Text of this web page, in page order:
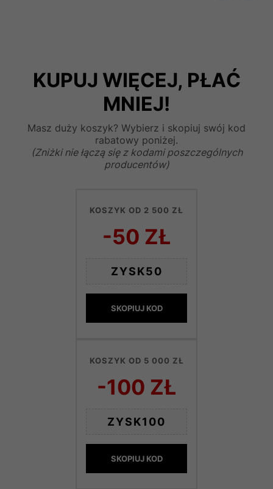
KUPUJ WIĘCEJ, PŁAĆ
MNIEJ!
Masz duży koszyk? Wybierz i skopiuj swój kod
rabatowy poniżej.
(Zniżki nie łączą się z kodami poszczególnych
producentów)
KOSZYK OD 2 500 ZŁ
-50 ZŁ
ZYSK50
SKOPIUJ KOD
KOSZYK OD 5 000 ZŁ
-100 ZŁ
ZYSK100
SKOPIUJ KOD